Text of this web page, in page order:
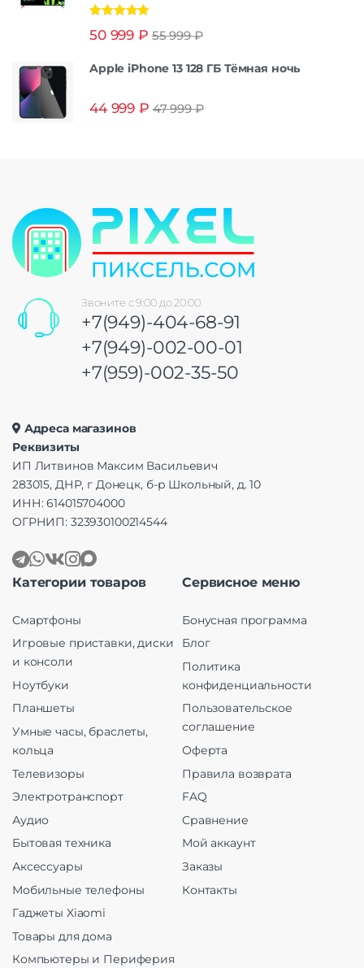
из 5
50 999 ₽ 55 999₽
Apple iPhone 13 128 ГБ Тёмная ночь
44 999 ₽ 47 999₽
Звоните с 9:00 до 20:00
+7(949)-404-68-91
+7(949)-002-00-01
+7(959)-002-35-50
Адреса магазинов
Реквизиты
ИП Литвинов Максим Васильевич
283015, ДНР, г Донецк, б-р Школьный, д. 10
ИНН: 614015704000
ОГРНИП: 323930100214544
Категории товаров
Смартфоны
Игровые приставки, диски
и консоли
Ноутбуки
Планшеты
Умные часы, браслеты,
кольца
Телевизоры
Электротранспорт
Аудио
Бытовая техника
Аксессуары
Мобильные телефоны
Гаджеты Xiaomi
Товары для дома
Компьютеры и Периферия
Сервисное меню
Бонусная программа
Блог
Политика
конфиденциальности
Пользовательское
соглашение
Оферта
Правила возврата
FAQ
Сравнение
Мой аккаунт
Заказы
Контакты